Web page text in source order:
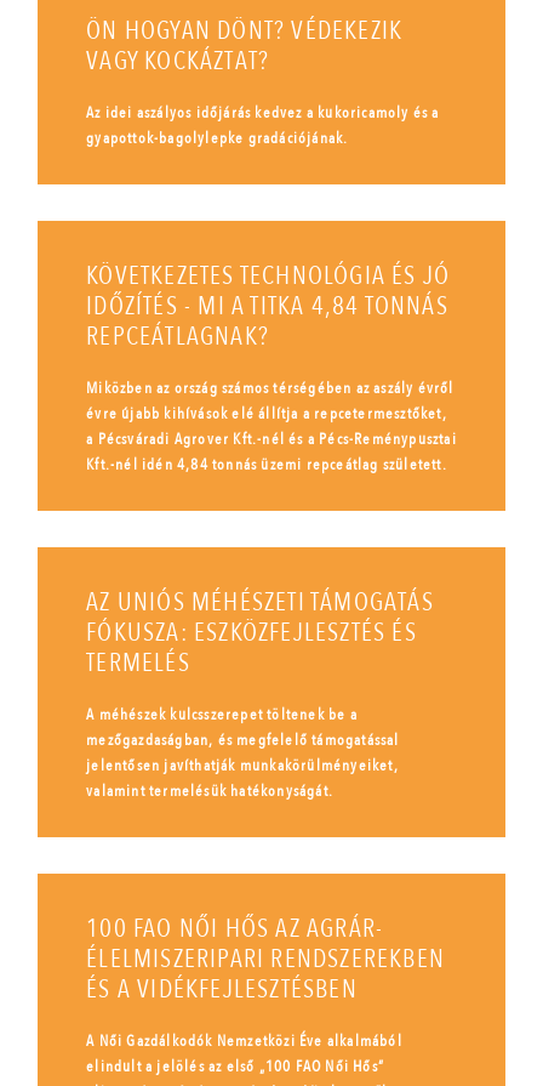
ÖN HOGYAN DÖNT? VÉDEKEZIK
VAGY KOCKÁZTAT?
Az idei aszályos időjárás kedvez a kukoricamoly és a
gyapottok-bagolylepke gradációjának.
KÖVETKEZETES TECHNOLÓGIA ÉS JÓ
IDŐZÍTÉS - MI A TITKA 4,84 TONNÁS
REPCEÁTLAGNAK?
Miközben az ország számos térségében az aszály évről
évre újabb kihívások elé állítja a repcetermesztőket,
a Pécsváradi Agrover Kft.-nél és a Pécs-Reménypusztai
Kft.-nél idén 4,84 tonnás üzemi repceátlag született.
AZ UNIÓS MÉHÉSZETI TÁMOGATÁS
FÓKUSZA: ESZKÖZFEJLESZTÉS ÉS
TERMELÉS
A méhészek kulcsszerepet töltenek be a
mezőgazdaságban, és megfelelő támogatással
jelentősen javíthatják munkakörülményeiket,
valamint termelésük hatékonyságát.
100 FAO NŐI HŐS AZ AGRÁR-
ÉLELMISZERIPARI RENDSZEREKBEN
ÉS A VIDÉKFEJLESZTÉSBEN
A Női Gazdálkodók Nemzetközi Éve alkalmából
elindult a jelölés az első „100 FAO Női Hős”